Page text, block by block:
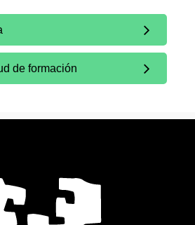
de formación